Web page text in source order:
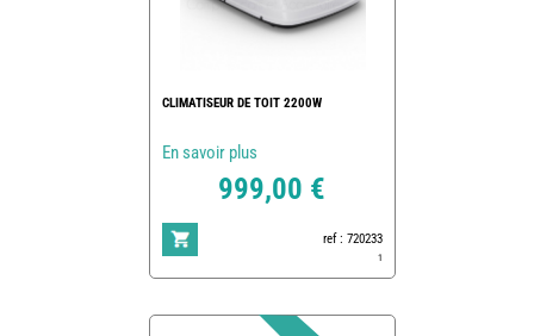
CLIMATISEUR DE TOIT 2200W
En savoir plus
999,00 €
ref : 720233
1